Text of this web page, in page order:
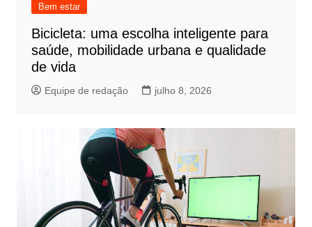
Bem estar
Bicicleta: uma escolha inteligente para
saúde, mobilidade urbana e qualidade
de vida
Equipe de redação julho 8, 2026